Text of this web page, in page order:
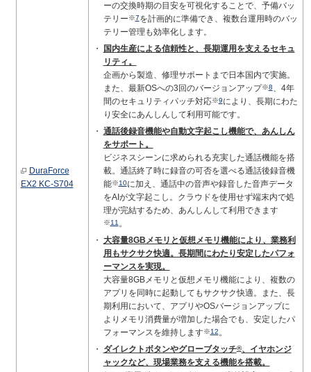
DuraForce
EX2 KC-S704
ーの交換時期の目安を可視化することで、予備バッ
テリー※7を計画的に準備でき、複数台運用時のバッ
テリー管理も効率化します。
国内生産による信頼性と、長期運用を支えるセキュ
リティ。
企画から製造、修理サポートまで日本国内で実施。
また、最新OSへの3回のバージョンアップ※8、4年
間のセキュリティパッチ対応※9により、長期にわた
り安全にあんしんして利用可能です。
通話後録音機能や自動文字起こし機能で、あんしん
をサポート。
ビジネスシーンに求められる充実した通話機能を搭
載。通話終了時に録音の可否を選べる通話後録音機
能※10に加え、通話中の音声や録音した音声データ
をAIが文字起こし。クラウドを使用せず端末内で処
理が完結するため、あんしんして利用できます
※11。
大容量8GBメモリと仮想メモリ機能により、業務利
用もサクサク快適。長期間にわたり安定したパフォ
ーマンスを実現。
大容量8GBメモリと仮想メモリ機能により、複数の
アプリを同時に起動してもサクサク快適。また、長
期利用において、アプリやOSバージョンアップに
よりメモリ消費量が増加した場合でも、安定したパ
フォーマンスを維持します※12。
ダイレクトボタンやグローブタッチ®、イヤホンジ
ャックなど、現場業務を支える機能を搭載。